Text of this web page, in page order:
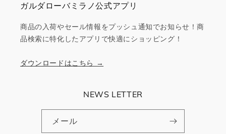
ガルダローバミラノ公式アプリ
商品の入荷やセール情報をプッシュ通知でお知らせ！商
品検索に特化したアプリで快適にショッピング！
ダウンロードはこちら →
NEWS LETTER
メール